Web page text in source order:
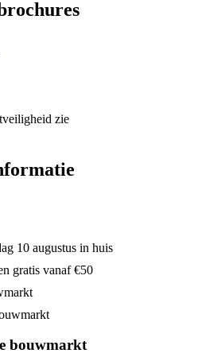
zie
10 augustus in huis
gratis vanaf €50
bouwmarkt